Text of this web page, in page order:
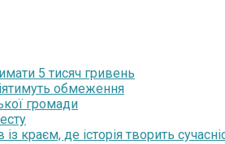
5 тисяч гривень
обмеження
громади
краєм, де історія творить